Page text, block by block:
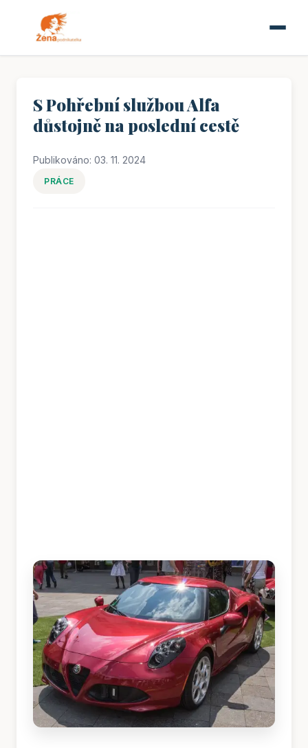
S Pohřební službou Alfa
důstojně na poslední cestě
Publikováno: 03. 11. 2024
PRÁCE